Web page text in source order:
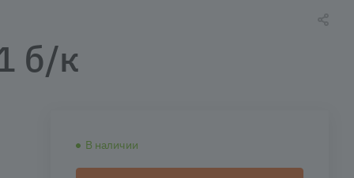
б/к
В наличии